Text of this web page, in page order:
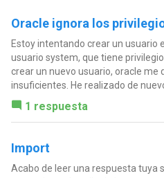
Oracle ignora los
Estoy intentando crear un usuario
usuario system, que tiene
crear un nuevo usuario, oracle me
insuficientes. He realizado de
1 respuesta
Import
Acabo de leer una respuesta tuya